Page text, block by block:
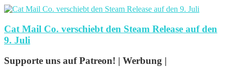
Cat Mail Co. verschiebt den Steam Release auf den
9. Juli
Supporte uns auf Patreon! | Werbung |